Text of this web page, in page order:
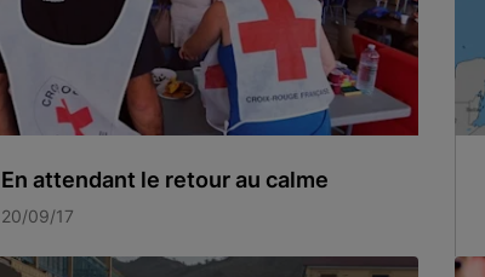
En attendant le retour au calme
20/09/17